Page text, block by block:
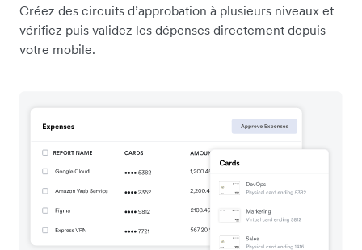
Créez des circuits d’approbation à plusieurs niveaux et
vérifiez puis validez les dépenses directement depuis
votre mobile.